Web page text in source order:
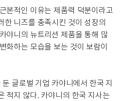
본적인 이유는 제품력 덕분이라고
한 니즈를 충족시킨 것이 성장의
야니의 뉴트리션 제품을 통해 많
화하는 모습을 보는 것이 보람이
글로벌 기업 카야니에서 한국 지
적지 않다. 카야니의 한국 지사는